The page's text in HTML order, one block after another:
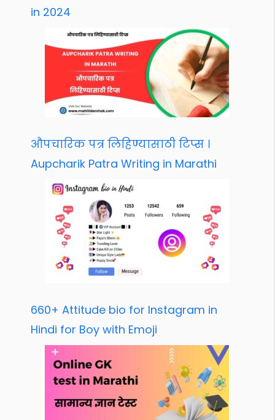
in 2024
औपचारिक पत्र लिहिण्यासाठी टिप्स ।
Aupcharik Patra Writing in Marathi
660+ Attitude bio for Instagram in
Hindi for Boy with Emoji